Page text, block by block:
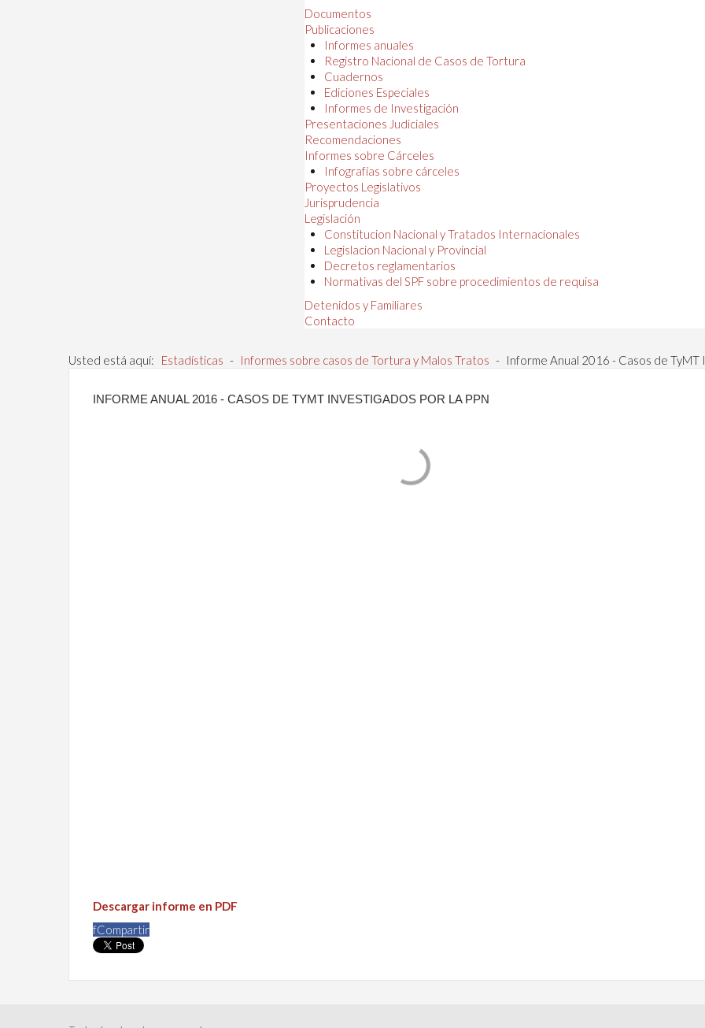
Documentos
Publicaciones
Informes anuales
Registro Nacional de Casos de Tortura
Cuadernos
Ediciones Especiales
Informes de Investigación
Presentaciones Judiciales
Recomendaciones
Informes sobre Cárceles
Infografías sobre cárceles
Proyectos Legislativos
Jurisprudencia
Legislación
Constitucion Nacional y Tratados Internacionales
Legislacion Nacional y Provincial
Decretos reglamentarios
Normativas del SPF sobre procedimientos de requisa
Detenidos y Familiares
Contacto
Usted está aquí: Estadísticas - Informes sobre casos de Tortura y Malos Tratos - Informe Anual 2016 - Casos de TyMT
INFORME ANUAL 2016 - CASOS DE TYMT INVESTIGADOS POR LA PPN
Descargar informe en PDF
fCompartir